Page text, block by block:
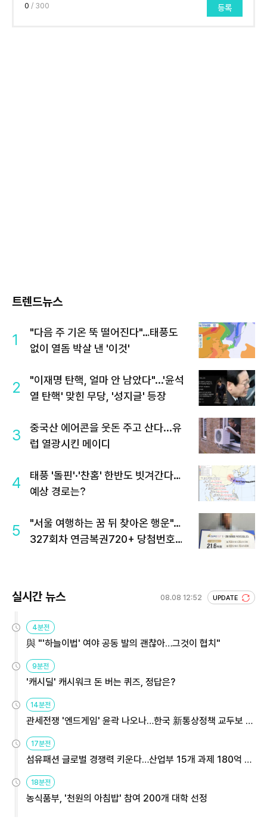
0 / 300 등록
트렌드뉴스
1
"다음 주 기온 뚝 떨어진다"…태풍도
없이 열돔 박살 낸 '이것'
2
"이재명 탄핵, 얼마 안 남았다"...'윤석
열 탄핵' 맞힌 무당, '성지글' 등장
3
중국산 에어콘을 웃돈 주고 산다...유
럽 열광시킨 메이디
4
태풍 '돌핀'·'찬홈' 한반도 빗겨간다…
예상 경로는?
5
"서울 여행하는 꿈 뒤 찾아온 행운"…
327회차 연금복권720+ 당첨번호조
실시간 뉴스 08.08 12:52 UPDATE
4분전
與 "'하늘이법' 여야 공동 발의 괜찮아…그것이 협치"
9분전
'캐시딜' 캐시워크 돈 버는 퀴즈, 정답은?
14분전
관세전쟁 '엔드게임' 윤곽 나오나…한국 新통상정책 교두보 활
용해야
17분전
섬유패션 글로벌 경쟁력 키운다…산업부 15개 과제 180억 지
원
18분전
농식품부, '천원의 아침밥' 참여 200개 대학 선정